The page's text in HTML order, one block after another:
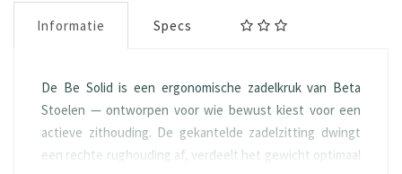
Informatie Specs
De Be Solid is een ergonomische zadelkruk van Beta
Stoelen — ontworpen voor wie bewust kiest voor een
actieve zithouding. De gekantelde zadelzitting dwingt
een rechte rughouding af, verdeelt het gewicht optimaal